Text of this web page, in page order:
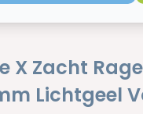
X Zacht
Lichtgeel